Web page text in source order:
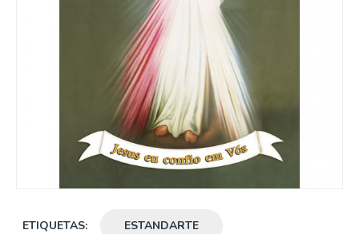
ETIQUETAS: ESTANDARTE